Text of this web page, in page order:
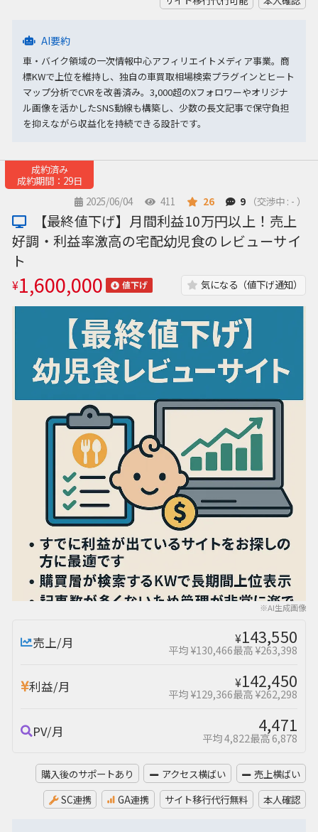
AI要約
車・バイク領域の一次情報中心アフィリエイトメディア事業。商
標KWで上位を維持し、独自の車買取相場検索プラグインとヒート
マップ分析でCVRを改善済み。3,000超のXフォロワーやオリジナ
ル画像を活かしたSNS動線も構築し、少数の長文記事で保守負担
を抑えながら収益化を持続できる設計です。
成約済み
成約期間：29日
2025/06/04
411 26 9 （交渉中 : - ）
※AI生成画像
【最終値下げ】月間利益10万円以上！売上
好調・利益率激高の宅配幼児食のレビューサイ
ト
¥1,600,000 値下げ 気になる（値下げ通知）
売上/月 ¥143,550
平均 ¥130,466最高 ¥263,398
利益/月 ¥142,450
平均 ¥129,366最高 ¥262,298
PV/月 4,471
平均 4,822最高 6,878
購入後のサポートあり アクセス横ばい
売上横ばい
SC連携
GA連携 サイト移行代行無料 本人確認